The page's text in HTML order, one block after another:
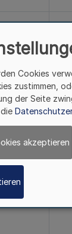
Cookies
zustimmen,
der Seite
akzeptieren